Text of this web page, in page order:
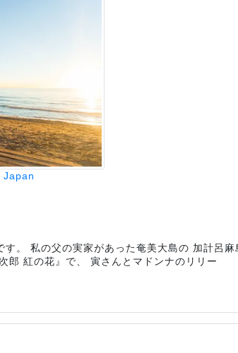
Japan
す。 私の父の実家があった奄美大島の 加計呂
郎 紅の花』で、 寅さんとマドンナのリリー